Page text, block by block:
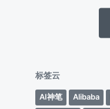
标签云
AI神笔 Alibaba